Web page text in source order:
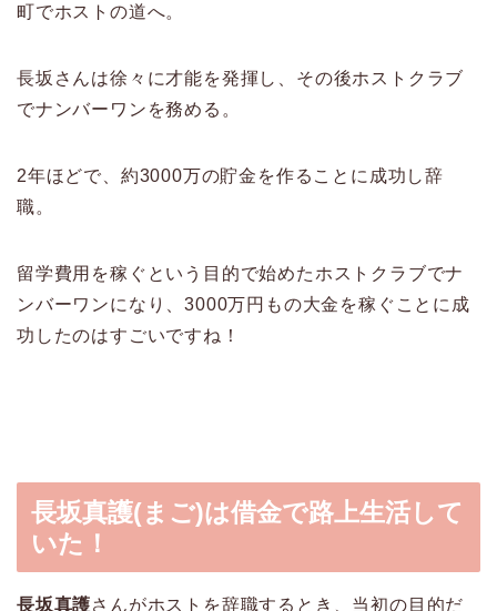
町でホストの道へ。
長坂さんは徐々に才能を発揮し、その後ホストクラブ
でナンバーワンを務める。
2年ほどで、約3000万の貯金を作ることに成功し辞
職。
留学費用を稼ぐという目的で始めたホストクラブでナ
ンバーワンになり、3000万円もの大金を稼ぐことに成
功したのはすごいですね！
長坂真護(まご)は借金で路上生活して
いた！
長坂真護さんがホストを辞職するとき、当初の目的だ